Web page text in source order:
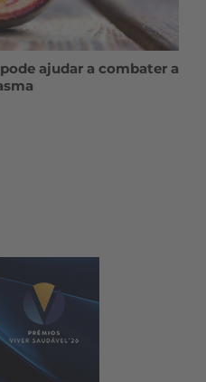
ajudar a combater a